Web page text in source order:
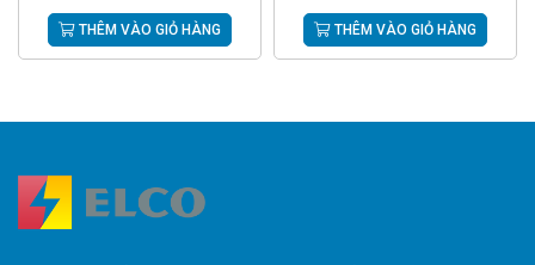
THÊM VÀO GIỎ HÀNG THÊM VÀO GIỎ HÀNG